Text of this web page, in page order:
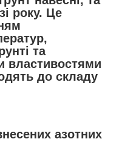
року. Це
та
властивостями
до складу
азотних